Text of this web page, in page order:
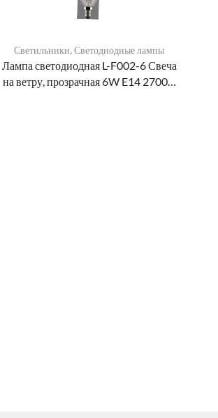
Светильники,Светодиодные лампы
Лампа светодиодная L-F002-6 Свеча
на ветру, прозрачная 6W E14 2700…